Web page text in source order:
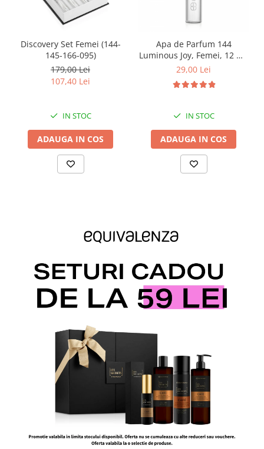
Discovery Set Femei (144-
145-166-095)
179,00 Lei
107,40 Lei
IN STOC
ADAUGA IN COS
Apa de Parfum 144
Luminous Joy, Femei, 12 ml,
Equivalenza
29,00 Lei
IN STOC
ADAUGA IN COS